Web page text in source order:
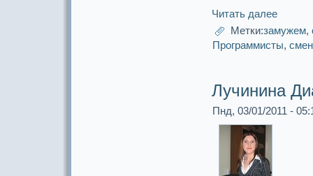
Читать далее
Метки:замужем,
Прогpaммисты,
Лучинина
Пнд, 03/01/2011 -